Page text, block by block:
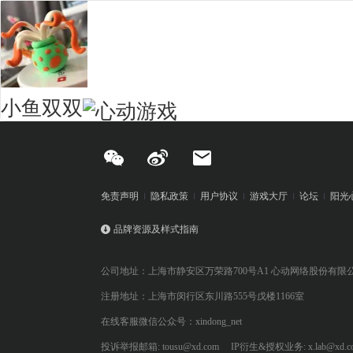
小鱼双双
免责声明 隐私政策 用户协议 游戏大厅 论坛 阳光
品牌资源及样式指南
公司地址：上海市静安区万荣路700号A1 心动网络股份有限
注册地址：上海市闵行区东川路555号戊楼1166室
在线客服微信公众号：xindong_net
投诉举报邮箱: tousu@xd.com IP衍生&授权业务: